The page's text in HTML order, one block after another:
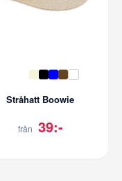
Stråhatt Boowie
från 39:-